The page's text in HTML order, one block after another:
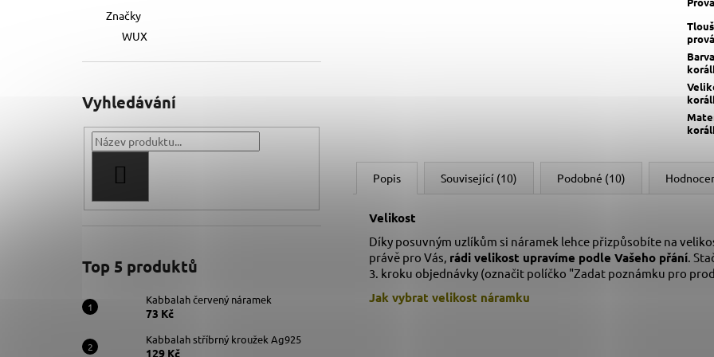
Značky
WUX
Vyhledávání
Top 5 produktů
Kabbalah červený náramek
73 Kč
Kabbalah stříbrný kroužek Ag925
129 Kč
Barva
Popis Související (10) Podobné (10)
Velikost
Díky posuvným uzlíkům si náramek lehce přizpůsobíte na
právě pro Vás, rádi velikost upravíme podle Vašeho přání .
3. kroku objednávky (označit políčko "Zadat poznámku pro
Jak vybrat velikost náramku